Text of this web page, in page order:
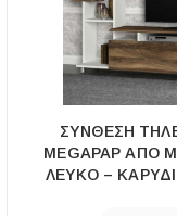
ΣΎΝΘΕΣΗ
MEGAPAP ΑΠΌ
ΛΕΥΚΌ – ΚΑΡΥΔΊ